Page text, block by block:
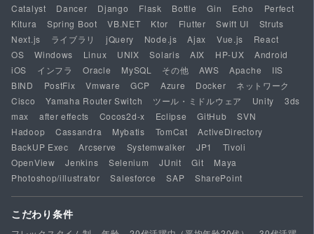
Catalyst
Dancer Django Flask Bottle Gin Echo
Perfect
Kitura
Spring Boot VB.NET Ktor Flutter Swift UI
Struts
Next.js
ライブラリ jQuery Node.js Ajax Vue.js
React
OS
Windows Linux UNIX Solaris AIX HP-UX
Android
iOS
インフラ Oracle MySQL その他 AWS Apache
IIS
BIND
PostFix Vmware GCP Azure Docker
ネットワーク
Cisco
Yamaha Router Switch ツール・ミドルウェア Unity
3ds
max
after effects Cocos2d-x Eclipse GitHub
SVN
Hadoop
Cassandra Mybatis TomCat
ActiveDirectory
BackUP Exec
Arcserve Systemwalker JP1
Tivoli
OpenView
Jenkins Selenium JUnit Git
Maya
Photoshop/illustrator
Salesforce SAP SharePoint
こだわり条件